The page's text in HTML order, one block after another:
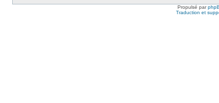
Propulsé par
Traduction et